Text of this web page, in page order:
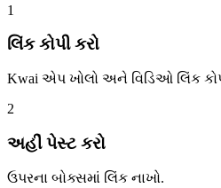
1
લિંક કોપી કરો
Kwai એપ ખોલો અને વિડિઓ લિંક
2
અહીં પેસ્ટ કરો
ઉપરના બોક્સમાં લિંક નાખો.